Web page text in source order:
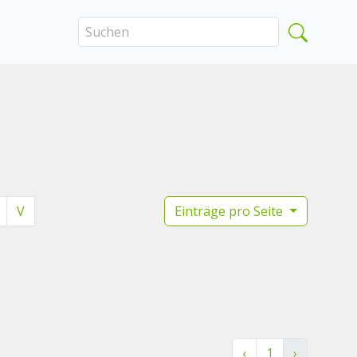
V
Einträge pro Seite
‹ 1 ›